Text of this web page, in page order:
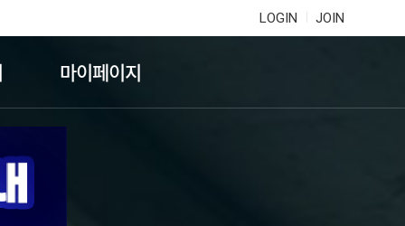
LOGIN JOIN
마이페이지